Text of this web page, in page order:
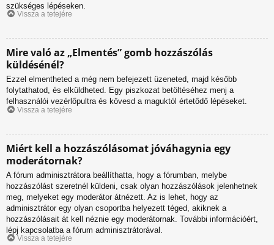
szükséges lépéseken.
Vissza a tetejére
Mire való az „Elmentés” gomb hozzászólás
küldésénél?
Ezzel elmentheted a még nem befejezett üzeneted, majd később
folytathatod, és elküldheted. Egy piszkozat betöltéséhez menj a
felhasználói vezérlőpultra és kövesd a maguktól értetődő lépéseket.
Vissza a tetejére
Miért kell a hozzászólásomat jóváhagynia egy
moderátornak?
A fórum adminisztrátora beállíthatta, hogy a fórumban, melybe
hozzászólást szeretnél küldeni, csak olyan hozzászólások jelenhetnek
meg, melyeket egy moderátor átnézett. Az is lehet, hogy az
adminisztrátor egy olyan csoportba helyezett téged, akiknek a
hozzászólásait át kell néznie egy moderátornak. További információért,
lépj kapcsolatba a fórum adminisztrátorával.
Vissza a tetejére